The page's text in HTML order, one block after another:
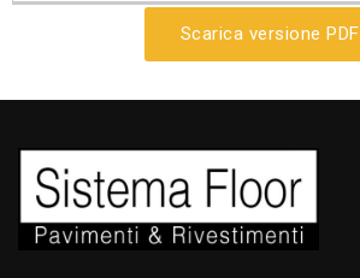
Scarica versione PDF